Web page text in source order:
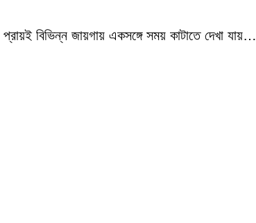
বিভিন্ন জায়গায় একসঙ্গে সময় কাটাতে দেখা যায়…